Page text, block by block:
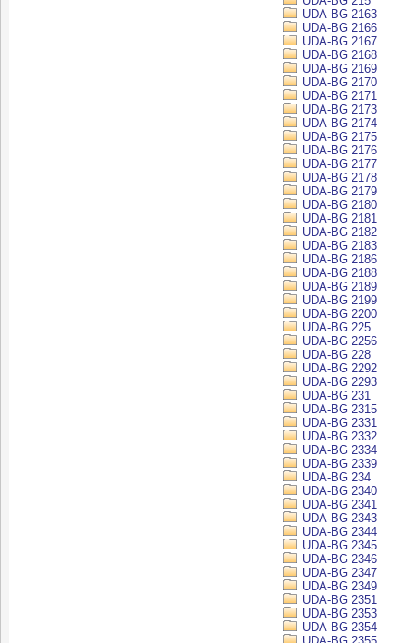
UDA-BG 2163
UDA-BG 2166
UDA-BG 2167
UDA-BG 2168
UDA-BG 2169
UDA-BG 2170
UDA-BG 2171
UDA-BG 2173
UDA-BG 2174
UDA-BG 2175
UDA-BG 2176
UDA-BG 2177
UDA-BG 2178
UDA-BG 2179
UDA-BG 2180
UDA-BG 2181
UDA-BG 2182
UDA-BG 2183
UDA-BG 2186
UDA-BG 2188
UDA-BG 2189
UDA-BG 2199
UDA-BG 2200
UDA-BG 225
UDA-BG 2256
UDA-BG 228
UDA-BG 2292
UDA-BG 2293
UDA-BG 231
UDA-BG 2315
UDA-BG 2331
UDA-BG 2332
UDA-BG 2334
UDA-BG 2339
UDA-BG 234
UDA-BG 2340
UDA-BG 2341
UDA-BG 2343
UDA-BG 2344
UDA-BG 2345
UDA-BG 2346
UDA-BG 2347
UDA-BG 2349
UDA-BG 2351
UDA-BG 2353
UDA-BG 2354